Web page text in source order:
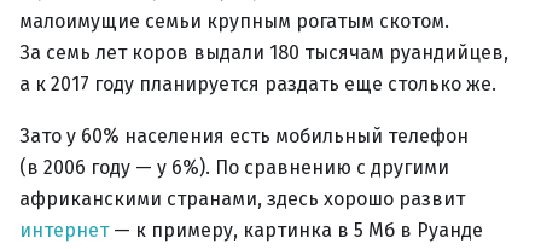
малоимущие семьи крупным рогатым скотом.
За семь лет коров выдали 180 тысячам руандийцев,
а к 2017 году планируется раздать еще столько же.
Зато у 60% населения есть мобильный телефон
(в 2006 году — у 6%). По сравнению с другими
африканскими странами, здесь хорошо развит
интернет— к примеру, картинка в 5 Мб в Руанде